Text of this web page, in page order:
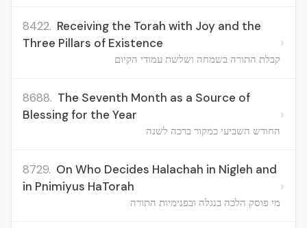
8422. Receiving the Torah with Joy and the
Three Pillars of Existence
קבלת התורה בשמחה ושלשת עמודי הקיום
›
8688. The Seventh Month as a Source of
Blessing for the Year
החודש השביעי כמקור ברכה לשנה
›
8729. On Who Decides Halachah in Nigleh and
in Pnimiyus HaTorah
מי פוסק הלכה בנגלה ובפנימיות התורה
›